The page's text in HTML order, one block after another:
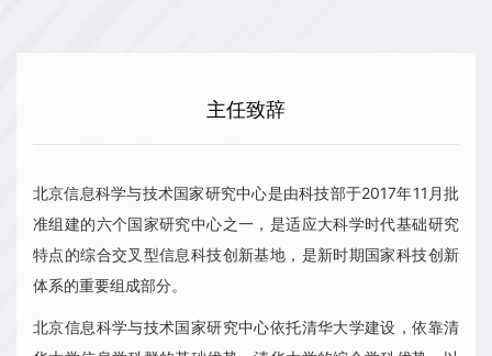
主任致辞
北京信息科学与技术国家研究中心是由科技部于2017年11月批
准组建的六个国家研究中心之一，是适应大科学时代基础研究
特点的综合交叉型信息科技创新基地，是新时期国家科技创新
体系的重要组成部分。
北京信息科学与技术国家研究中心依托清华大学建设，依靠清